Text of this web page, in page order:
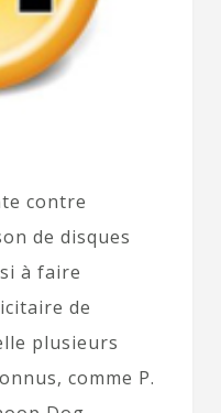
contre
de disques
à faire
de
plusieurs
comme P.